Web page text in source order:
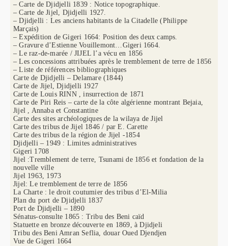
– Carte de Djidjelli 1839 : Notice topographique.
– Carte de Jijel, Djidjelli 1927.
– Djidjelli : Les anciens habitants de la Citadelle (Philippe
Marçais)
– Expédition de Gigeri 1664: Position des deux camps.
– Gravure d’Estienne Vouillemont…Gigeri 1664.
– Le raz-de-marée / JIJEL l’a vécu en 1856
– Les concessions attribuées après le tremblement de terre de 1856
– Liste de références bibliographiques
Carte de Djidjelli – Delamare (1844)
Carte de Jijel, Djidjelli 1927
Carte de Louis RINN , insurrection de 1871
Carte de Piri Reis – carte de la côte algérienne montrant Bejaia,
Jijel , Annaba et Constantine
Carte des sites archéologiques de la wilaya de Jijel
Carte des tribus de Jijel 1846 / par E. Carette
Carte des tribus de la région de Jijel -1854
Djidjelli – 1949 : Limites administratives
Gigeri 1708
Jijel :Tremblement de terre, Tsunami de 1856 et fondation de la
nouvelle ville
Jijel 1963, 1973
Jijel: Le tremblement de terre de 1856
La Charte : le droit coutumier des tribus d’El-Milia
Plan du port de Djidjelli 1837
Port de Djidjelli – 1890
Sénatus-consulte 1865 : Tribu des Beni caïd
Statuette en bronze découverte en 1869, à Djidjeli
Tribu des Beni Amran Seflia, douar Oued Djendjen
Vue de Gigeri 1664